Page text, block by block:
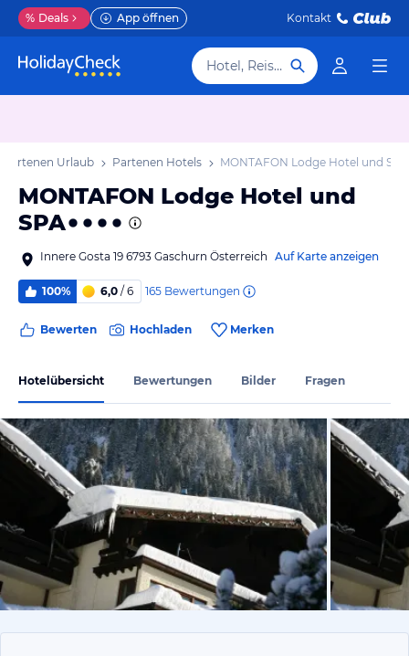
% Deals App öffnen Kontakt
Hotel, Reiseziel
Partenen Urlaub Partenen Hotels MONTAFON Lodge Hotel und SPA
MONTAFON Lodge Hotel und
SPA
Innere Gosta 19 6793 Gaschurn Österreich Auf Karte anzeigen
100% 6,0 / 6 165 Bewertungen
Bewerten Hochladen Merken
Hotelübersicht Bewertungen Bilder Fragen
vom